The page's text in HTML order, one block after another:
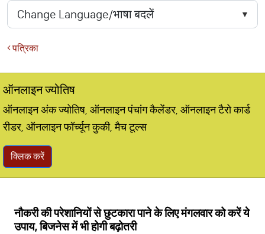
पत्रिका
ऑनलाइन ज्योतिष
ऑनलाइन अंक ज्योतिष, ऑनलाइन पंचांग कैलेंडर, ऑनलाइन टैरो कार्ड
रीडर, ऑनलाइन फॉर्च्यून कुकी, मैच टूल्स
क्लिक करें
नौकरी की परेशानियों से छुटकारा पाने के लिए मंगलवार को करें ये
उपाय, बिजनेस में भी होगी बढ़ोतरी